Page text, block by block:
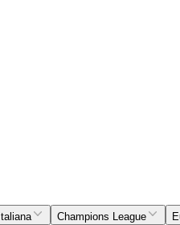
Champions League